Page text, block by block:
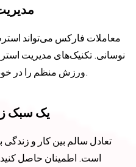
۲.
معاملات فارکس می‌تواند
نوسانی. تکنیک‌های مدیریت
ورزش منظم را در خود جای دهید تا آرام و متمرکز بمانید.
۳. یک سبک
تعادل سالم بین کار و
است. اطمینان حاصل کنید